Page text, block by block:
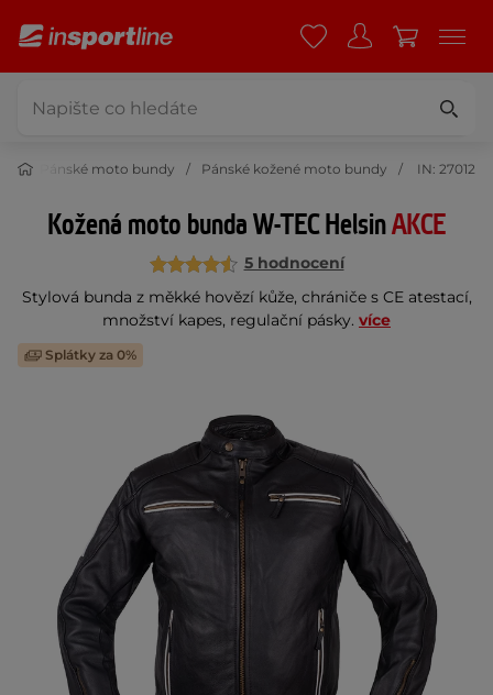
Pánské moto bundy Pánské kožené moto bundy IN: 27012
Kožená moto bunda W-TEC HelsinAKCE
5 hodnocení
Stylová bunda z měkké hovězí kůže, chrániče s CE atestací,
množství kapes, regulační pásky. více
Splátky za 0%